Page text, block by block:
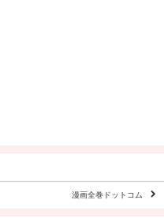
漫画全巻ドットコム